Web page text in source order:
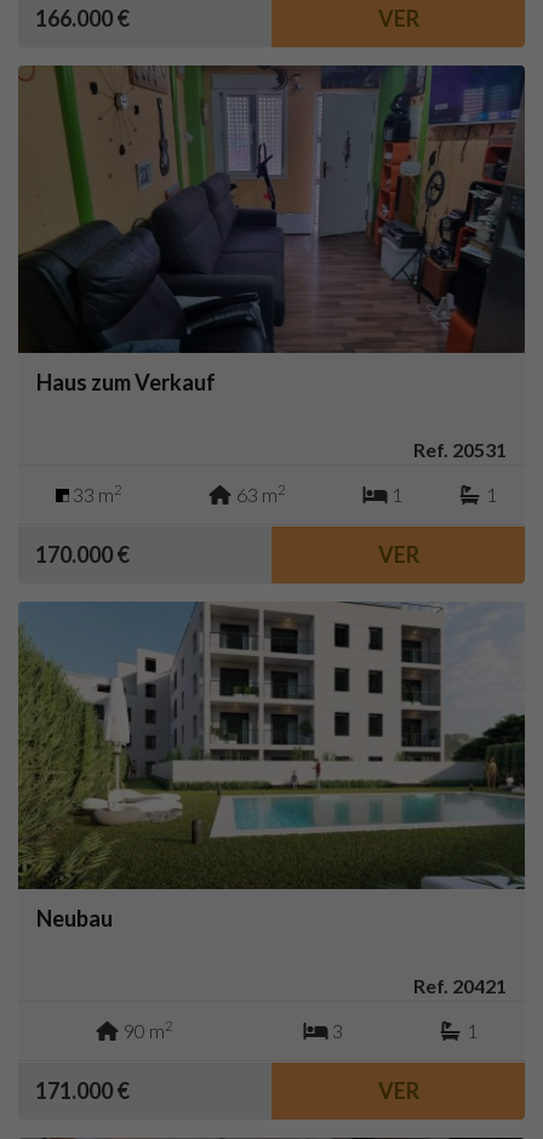
166.000 € VER
Haus zum Verkauf
Ref. 20531
33 m2 63 m2 1 1
170.000 € VER
Neubau
Ref. 20421
90 m2 3 1
171.000 € VER